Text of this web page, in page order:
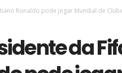
Ronaldo pode jogar Mundial de
da